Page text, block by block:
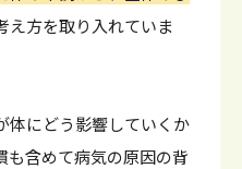
え方を取り入れていま
体にどう影響していくか
も含めて病気の原因の背